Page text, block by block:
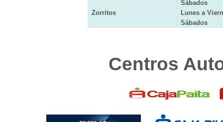
Sábados
Zorritos
Lunes a
Sábados
Centros